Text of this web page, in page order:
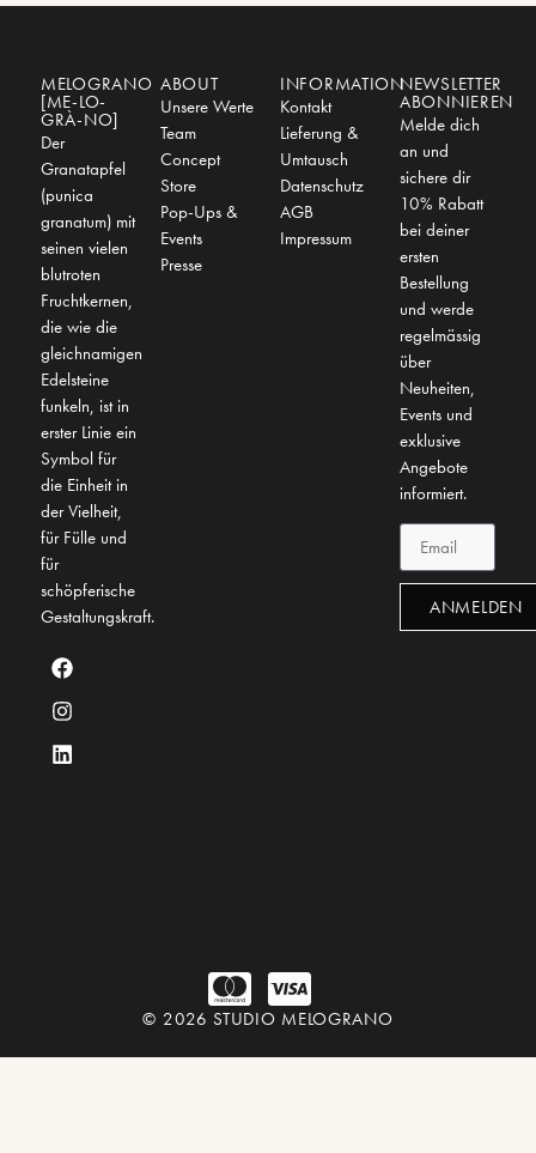
MELOGRANO
[ME-LO-
GRÀ-NO]
Der
Granatapfel
(punica
granatum) mit
seinen vielen
blutroten
Fruchtkernen,
die wie die
gleichnamigen
Edelsteine
funkeln, ist in
erster Linie ein
Symbol für
die Einheit in
der Vielheit,
für Fülle und
für
schöpferische
Gestaltungskraft.
ABOUT
Unsere Werte
Team
Concept
Store
Pop-Ups &
Events
Presse
INFORMATION
Kontakt
Lieferung &
Umtausch
Datenschutz
AGB
Impressum
NEWSLETTER
ABONNIEREN
Melde dich
an und
sichere dir
10% Rabatt
bei deiner
ersten
Bestellung
und werde
regelmässig
über
Neuheiten,
Events und
exklusive
Angebote
informiert.
ANMELDEN
© 2026 STUDIO MELOGRANO